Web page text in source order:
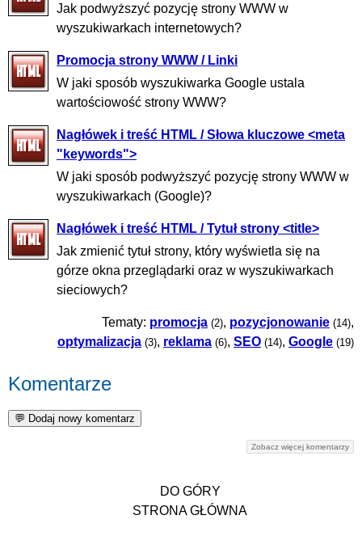
Jak podwyższyć pozycję strony WWW w
wyszukiwarkach internetowych?
Promocja strony WWW / Linki
W jaki sposób wyszukiwarka Google ustala
wartościowość strony WWW?
Nagłówek i treść HTML / Słowa kluczowe <meta
"keywords">
W jaki sposób podwyższyć pozycję strony WWW w
wyszukiwarkach (Google)?
Nagłówek i treść HTML / Tytuł strony <title>
Jak zmienić tytuł strony, który wyświetla się na
górze okna przeglądarki oraz w wyszukiwarkach
sieciowych?
Tematy: promocja (2), pozycjonowanie (14),
optymalizacja (3), reklama (6), SEO (14), Google (19)
Komentarze
Zobacz więcej komentarzy
DO GÓRY
STRONA GŁÓWNA